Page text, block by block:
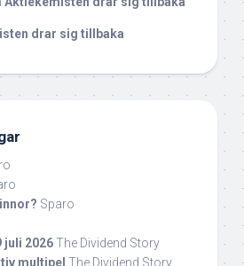
drar sig tillbaka
Sparo
juli 2026The Dividend Story
multipel The Dividend Story